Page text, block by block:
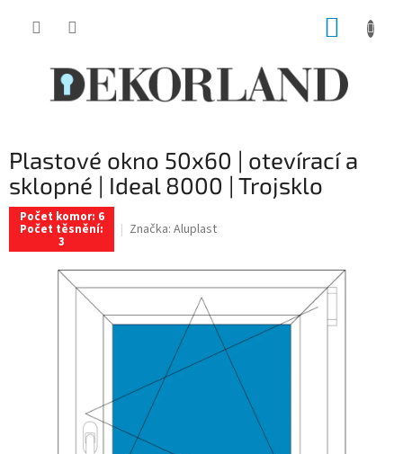
Plastové okno 50x60 | otevírací a
sklopné | Ideal 8000 | Trojsklo
Počet komor: 6
Počet těsnění:
3
Značka: Aluplast